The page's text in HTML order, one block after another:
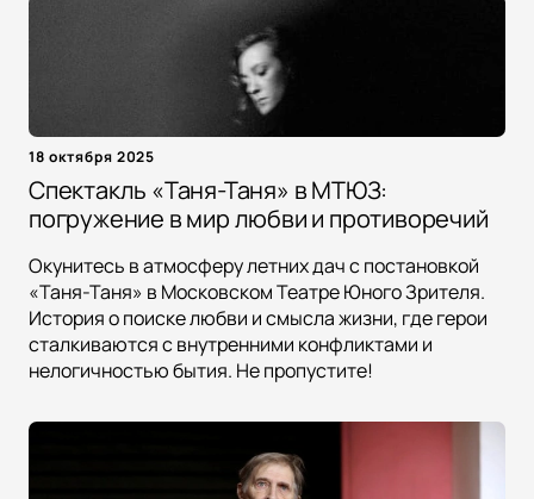
18 октября 2025
Спектакль «Таня-Таня» в МТЮЗ:
погружение в мир любви и противоречий
Окунитесь в атмосферу летних дач с постановкой
«Таня-Таня» в Московском Театре Юного Зрителя.
История о поиске любви и смысла жизни, где герои
сталкиваются с внутренними конфликтами и
нелогичностью бытия. Не пропустите!